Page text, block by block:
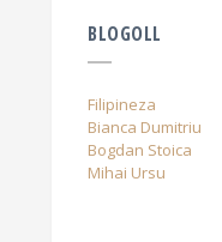
BLOGOLL
Filipineza
Bianca Dumitriu
Bogdan Stoica
Mihai Ursu